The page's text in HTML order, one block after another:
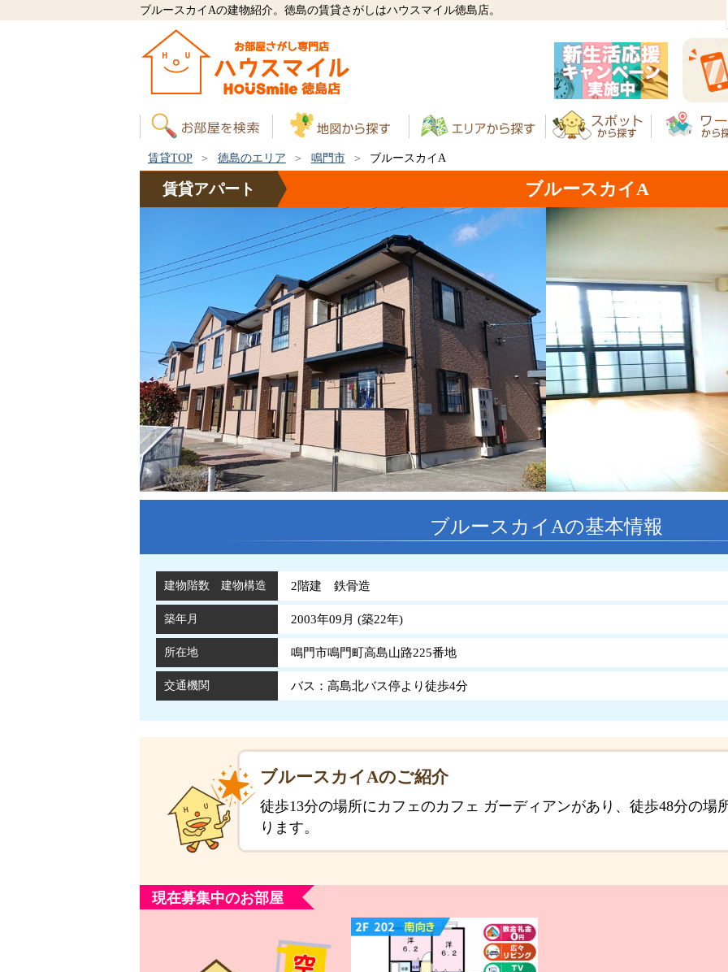
ブルースカイAの建物紹介。徳島の賃貸さがしはハウスマイル徳島店。
賃貸TOP 徳島のエリア 鳴門市 ブルースカイA
賃貸アパート ブルースカイA
ブルースカイAの基本情報
建物階数 建物構造 2階建 鉄骨造
築年月 2003年09月 (築22年)
所在地 鳴門市鳴門町高島山路225番地
交通機関 バス：高島北バス停より徒歩4分
ブルースカイAのご紹介
徒歩13分の場所にカフェのカフェ ガーディアンがあり、徒歩48分の場
ります。
現在募集中のお部屋